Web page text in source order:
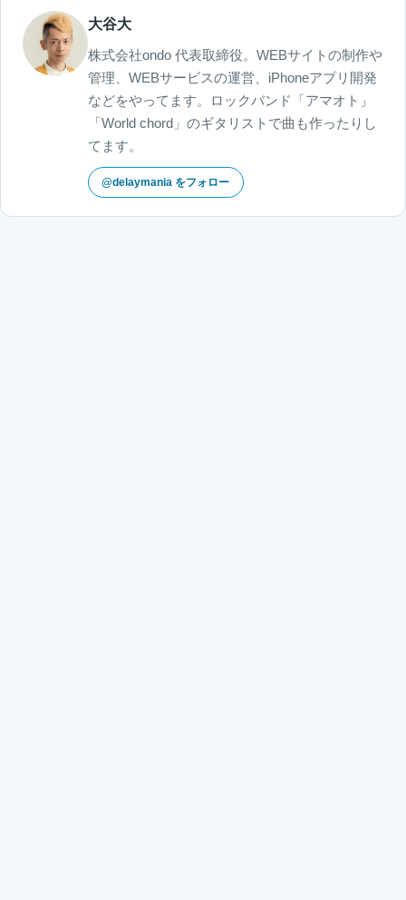
大谷大
株式会社ondo 代表取締役。WEBサイトの制作や
管理、WEBサービスの運営、iPhoneアプリ開発
などをやってます。ロックバンド「アマオト」
「World chord」のギタリストで曲も作ったりし
てます。
@delaymania をフォロー